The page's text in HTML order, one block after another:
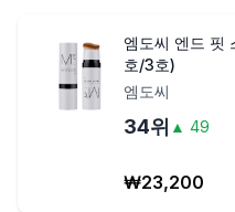
엠도씨 엔드 핏
호/3호)
엠도씨
34위 ▲ 49
₩23,200